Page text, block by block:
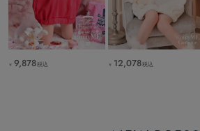
￥ 9,878税込 ￥ 12,078税込